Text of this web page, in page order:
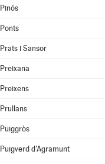
Pinós
Ponts
Prats i Sansor
Preixana
Preixens
Prullans
Puiggròs
Puigverd d'Agramunt